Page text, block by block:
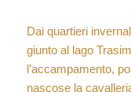
Dai quartieri
giunto al lago
l’accampamento,
nascose la